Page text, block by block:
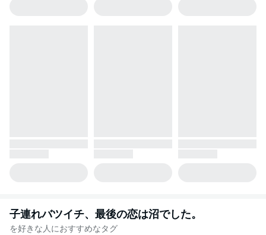
子連れバツイチ、最後の恋は沼でした。
を好きな人におすすめなタグ